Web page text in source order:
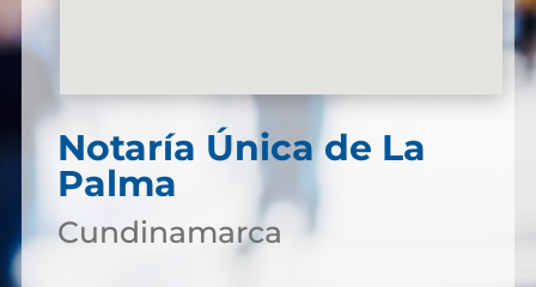
Notaría Única de La
Palma
Cundinamarca